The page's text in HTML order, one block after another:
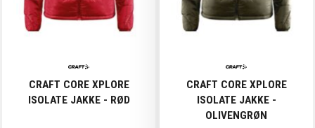
CRAFT CORE XPLORE
ISOLATE JAKKE - RØD
CRAFT CORE XPLORE
ISOLATE JAKKE -
OLIVENGRØN